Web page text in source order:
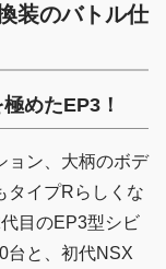
装のバトル仕
めたEP3！
ョン、大柄のボデ
タイプRらしくな
目のEP3型シビ
台と、初代NSX